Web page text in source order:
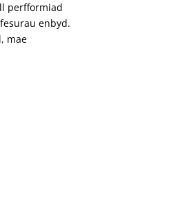
perfformiad
enbyd.
mae